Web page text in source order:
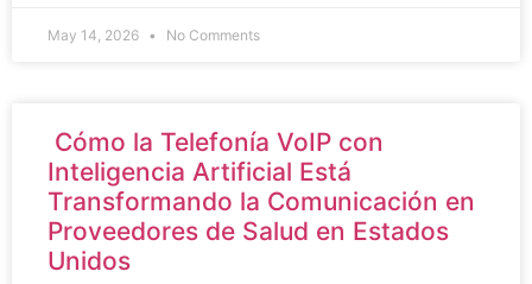
May 14, 2026 No Comments
Cómo la Telefonía VoIP con
Inteligencia Artificial Está
Transformando la Comunicación en
Proveedores de Salud en Estados
Unidos